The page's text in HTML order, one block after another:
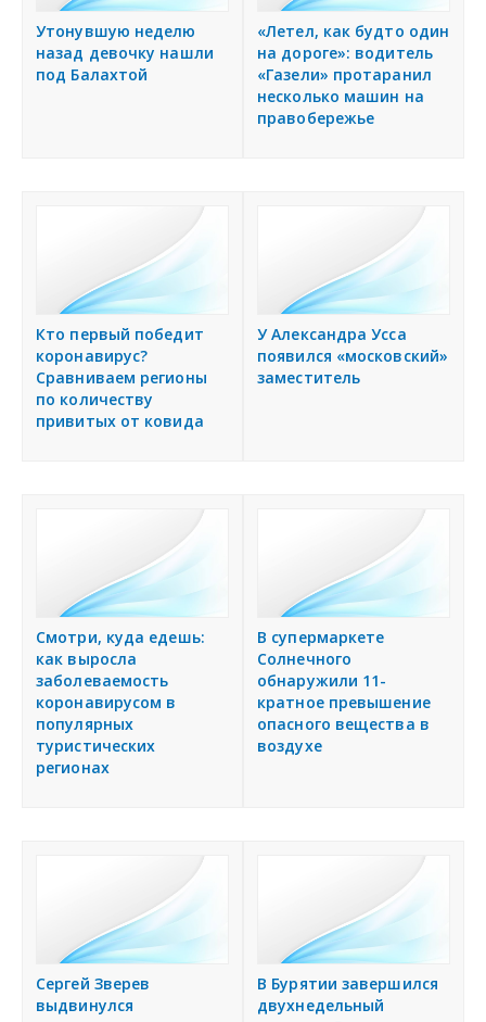
Утонувшую неделю
назад девочку нашли
под Балахтой
«Летел, как будто один
на дороге»: водитель
«Газели» протаранил
несколько машин на
правобережье
Кто первый победит
коронавирус?
Сравниваем регионы
по количеству
привитых от ковида
У Александра Усса
появился «московский»
заместитель
Смотри, куда едешь:
как выросла
заболеваемость
коронавирусом в
популярных
туристических
регионах
В супермаркете
Солнечного
обнаружили 11-
кратное превышение
опасного вещества в
воздухе
Сергей Зверев
выдвинулся
В Бурятии завершился
двухнедельный